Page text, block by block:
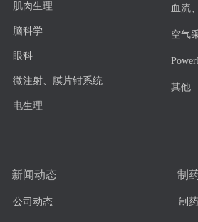
肌肉生理
脑科学
眼科
微注射、膜片钳系统
电生理
血流
空气
其他
制
制
新闻动态
公司动态